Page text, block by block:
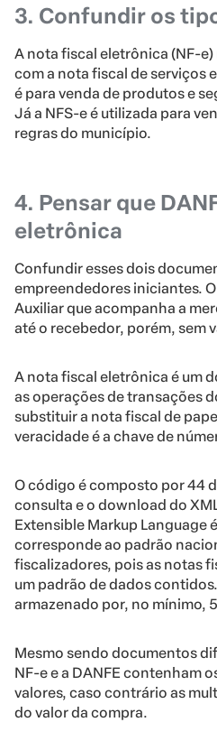
3. Confundir os
A nota fiscal eletrônica (NF-
com a nota fiscal de serviços
é para venda de produtos e
Já a NFS-e é utilizada para
regras do município.
4. Pensar que
eletrônica
Confundir esses dois
empreendedores iniciantes.
Auxiliar que acompanha a
até o recebedor, porém, sem
A nota fiscal eletrônica é um
as operações de transações
substituir a nota fiscal de
veracidade é a chave de
O código é composto por 44
consulta e o download do
Extensible Markup Language
corresponde ao padrão
fiscalizadores, pois as notas
um padrão de dados
armazenado por, no mínimo,
Mesmo sendo documentos
NF-e e a DANFE contenham
valores, caso contrário as
do valor da compra.